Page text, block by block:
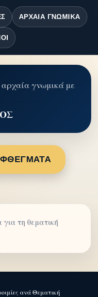
ΑΡΧΑΊΑ ΓΝΩΜΙΚΆ
αρχαία γνωμικά με
τη θεματική
ανά Θεματική